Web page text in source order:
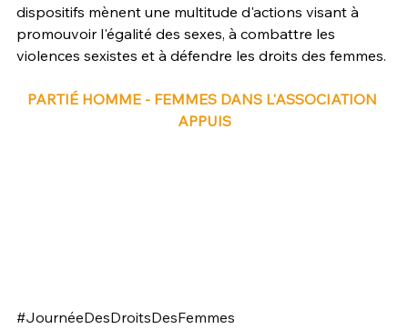
dispositifs mènent une multitude d'actions visant à
promouvoir l'égalité des sexes, à combattre les
violences sexistes et à défendre les droits des femmes.
PARTIÉ HOMME - FEMMES DANS L'ASSOCIATION
APPUIS
#JournéeDesDroitsDesFemmes